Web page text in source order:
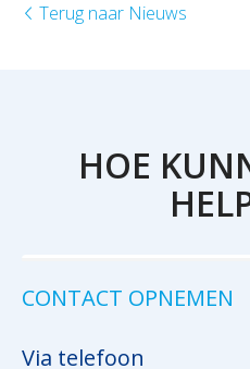
Terug naar Nieuws
HOE
CONTACT OPNEMEN
Via telefoon